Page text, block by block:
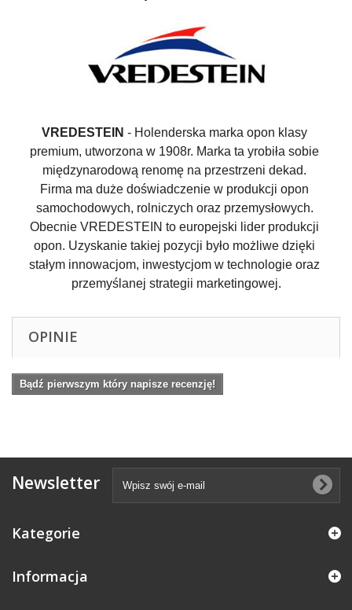
VREDESTEIN - Holenderska marka opon klasy
premium, utworzona w 1908r. Marka ta yrobiła sobie
międzynarodową renomę na przestrzeni dekad.
Firma ma duże doświadczenie w produkcji opon
samochodowych, rolniczych oraz przemysłowych.
Obecnie VREDESTEIN to europejski lider produkcji
opon. Uzyskanie takiej pozycji było możliwe dzięki
stałym innowacjom, inwestycjom w technologie oraz
przemyślanej strategii marketingowej.
OPINIE
Bądź pierwszym który napisze recenzję!
Newsletter
Kategorie
Informacja